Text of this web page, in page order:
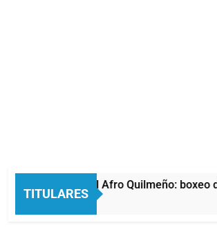
TITULARES
La noche del Afro Quilmeño: boxeo
1 Hora Atrás